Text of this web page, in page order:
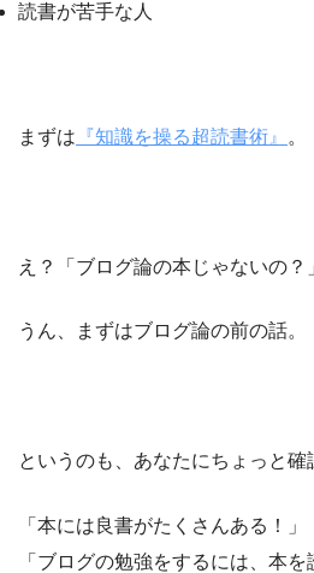
読書が苦手な人
まずは 『知識を操る超読書術』 。
え？「ブログ論の本じゃないの？
うん、まずはブログ論の前の話。
というのも、あなたにちょっと
「本には良書がたくさんある！」
「ブログの勉強をするには、本